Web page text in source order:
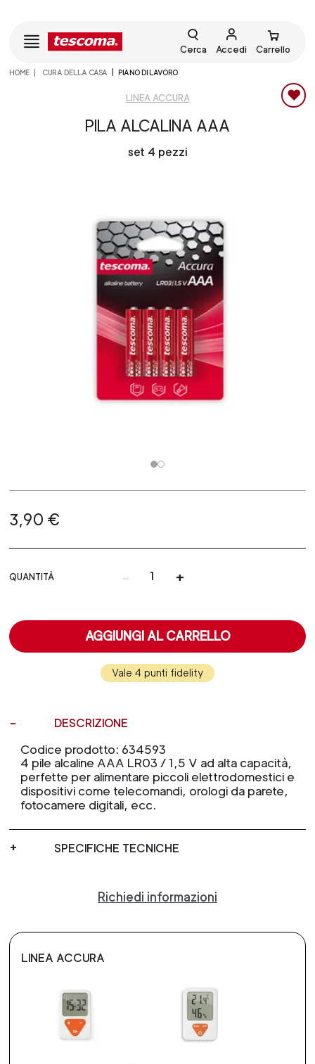
Cerca Accedi Carrello
HOME CURA DELLA CASA PIANO DI LAVORO
LINEA ACCURA
PILA ALCALINA AAA
set 4 pezzi
3,90 €
QUANTITÀ - +
AGGIUNGI AL CARRELLO
Vale 4 punti fidelity
DESCRIZIONE
Codice prodotto: 634593
4 pile alcaline AAA LR03 / 1,5 V ad alta capacità,
perfette per alimentare piccoli elettrodomestici e
dispositivi come telecomandi, orologi da parete,
fotocamere digitali, ecc.
SPECIFICHE TECNICHE
Richiedi informazioni
LINEA ACCURA